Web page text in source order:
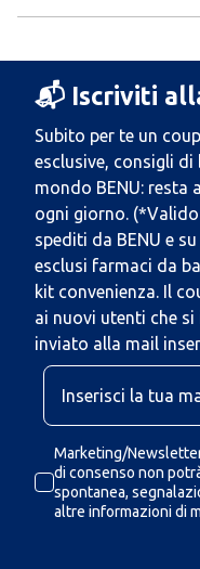
📬 Iscriviti
Subito per te un
esclusive, consigli di
mondo BENU: resta
ogni giorno.
spediti da BENU e
esclusi farmaci da
kit convenienza. Il
ai nuovi utenti che
inviato alla mail
Marketing/
di consenso non
spontanea,
altre informazioni di